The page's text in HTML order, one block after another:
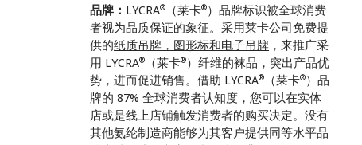
品牌： LYCRA® （莱卡®）品牌标识被全球消费
者视为品质保证的象征。采用莱卡公司免费提
供的纸质吊牌，图形标和电子吊牌 ，来推广采
用 LYCRA® （莱卡®）纤维的袜品，突出产品优
势，进而促进销售。借助 LYCRA® （莱卡®）品
牌的 87% 全球消费者认知度，您可以在实体
店或是线上店铺触发消费者的购买决定。没有
其他氨纶制造商能够为其客户提供同等水平品